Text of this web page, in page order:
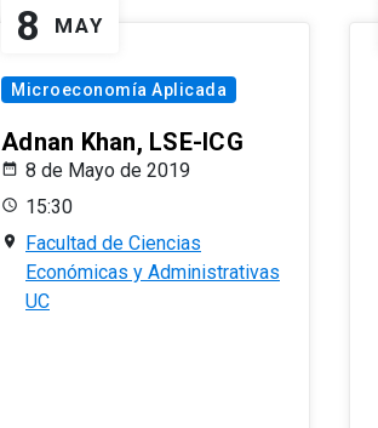
8 MAY
Microeconomía Aplicada
Adnan Khan, LSE-ICG
8 de Mayo de 2019
15:30
Facultad de Ciencias
Económicas y Administrativas
UC